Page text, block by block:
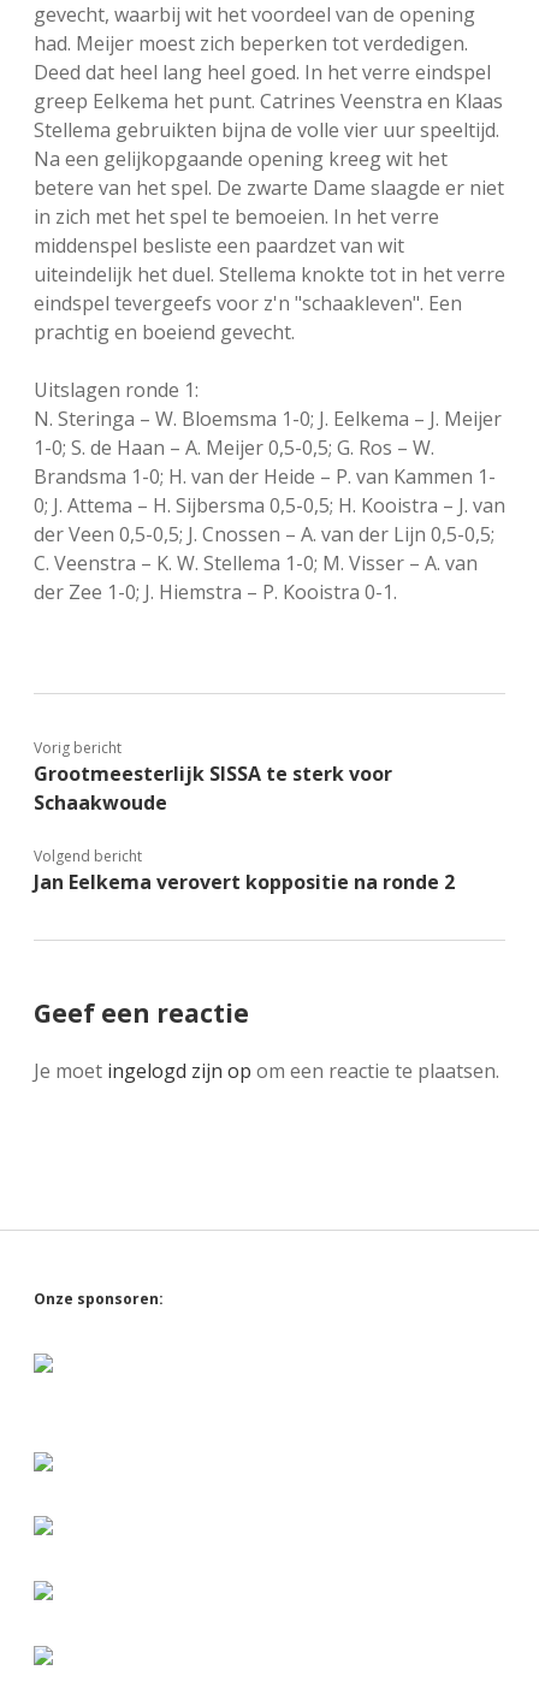
gevecht, waarbij wit het voordeel van de opening
had. Meijer moest zich beperken tot verdedigen.
Deed dat heel lang heel goed. In het verre eindspel
greep Eelkema het punt. Catrines Veenstra en Klaas
Stellema gebruikten bijna de volle vier uur speeltijd.
Na een gelijkopgaande opening kreeg wit het
betere van het spel. De zwarte Dame slaagde er niet
in zich met het spel te bemoeien. In het verre
middenspel besliste een paardzet van wit
uiteindelijk het duel. Stellema knokte tot in het verre
eindspel tevergeefs voor z'n "schaakleven". Een
prachtig en boeiend gevecht.
Uitslagen ronde 1:
N. Steringa – W. Bloemsma 1-0; J. Eelkema – J. Meijer
1-0; S. de Haan – A. Meijer 0,5-0,5; G. Ros – W.
Brandsma 1-0; H. van der Heide – P. van Kammen 1-
0; J. Attema – H. Sijbersma 0,5-0,5; H. Kooistra – J. van
der Veen 0,5-0,5; J. Cnossen – A. van der Lijn 0,5-0,5;
C. Veenstra – K. W. Stellema 1-0; M. Visser – A. van
der Zee 1-0; J. Hiemstra – P. Kooistra 0-1.
Vorig bericht
Grootmeesterlijk SISSA te sterk voor
Schaakwoude
Volgend bericht
Jan Eelkema verovert koppositie na ronde 2
Geef een reactie
Je moet ingelogd zijn op om een reactie te plaatsen.
Sidebar
Onze sponsoren: